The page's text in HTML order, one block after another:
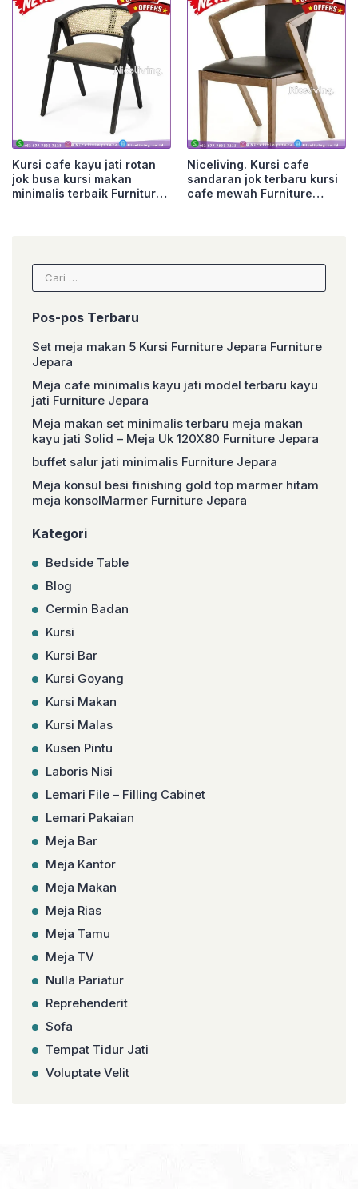
Kursi cafe kayu jati rotan
jok busa kursi makan
minimalis terbaik Furniture
Niceliving. Kursi cafe
sandaran jok terbaru kursi
cafe mewah Furniture
Cari
untuk:
Pos-pos Terbaru
Set meja makan 5 Kursi Furniture Jepara Furniture
Jepara
Meja cafe minimalis kayu jati model terbaru kayu
jati Furniture Jepara
Meja makan set minimalis terbaru meja makan
kayu jati Solid – Meja Uk 120X80 Furniture Jepara
buffet salur jati minimalis Furniture Jepara
Meja konsul besi finishing gold top marmer hitam
meja konsolMarmer Furniture Jepara
Kategori
Bedside Table
Blog
Cermin Badan
Kursi
Kursi Bar
Kursi Goyang
Kursi Makan
Kursi Malas
Kusen Pintu
Laboris Nisi
Lemari File – Filling Cabinet
Lemari Pakaian
Meja Bar
Meja Kantor
Meja Makan
Meja Rias
Meja Tamu
Meja TV
Nulla Pariatur
Reprehenderit
Sofa
Tempat Tidur Jati
Voluptate Velit